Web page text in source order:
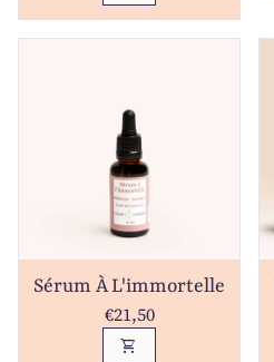
Sérum À L'immortelle
Prix normal
€21,50
shopping_cart